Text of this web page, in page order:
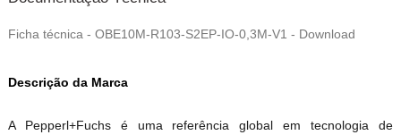
Ficha técnica - OBE10M-R103-S2EP-IO-0,3M-V1 - Download
Descrição da Marca
A Pepperl+Fuchs é uma referência global em tecnologia de